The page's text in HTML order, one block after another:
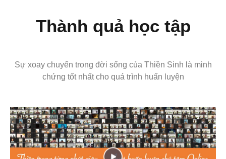
Thành quả học tập
Sự xoay chuyển trong đời sống của Thiền Sinh là minh
chứng tốt nhất cho quá trình huấn luyện